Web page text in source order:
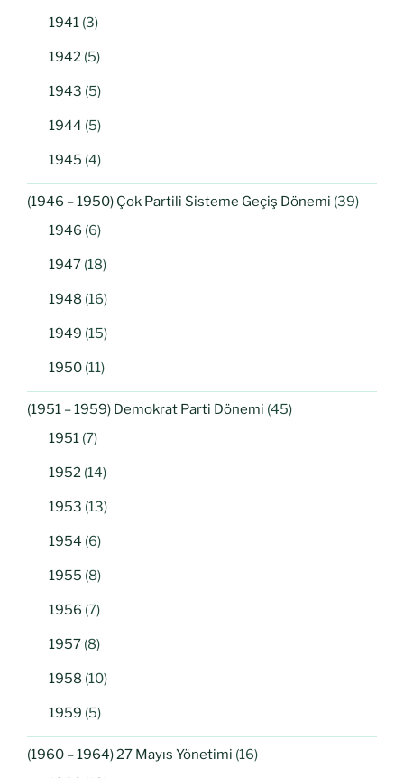
1941 (3)
1942 (5)
1943 (5)
1944 (5)
1945 (4)
(1946 – 1950) Çok Partili Sisteme Geçiş Dönemi (39)
1946 (6)
1947 (18)
1948 (16)
1949 (15)
1950 (11)
(1951 – 1959) Demokrat Parti Dönemi (45)
1951 (7)
1952 (14)
1953 (13)
1954 (6)
1955 (8)
1956 (7)
1957 (8)
1958 (10)
1959 (5)
(1960 – 1964) 27 Mayıs Yönetimi (16)